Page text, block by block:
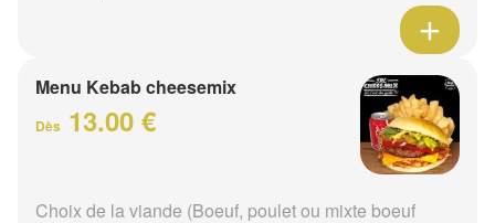
Menu Kebab cheesemix
Dès 13.00 €
Choix de la viande (Boeuf, poulet ou mixte boeuf